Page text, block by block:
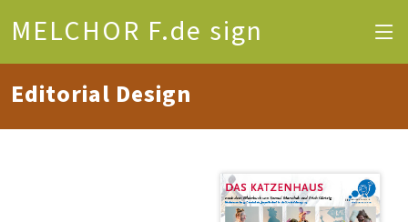
MELCHOR F.de sign
Editorial Design